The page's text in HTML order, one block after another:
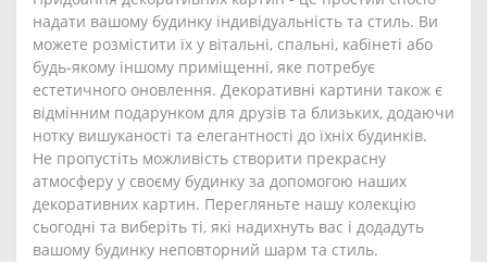
надати вашому будинку індивідуальність та стиль. Ви
можете розмістити їх у вітальні, спальні, кабінеті або
будь-якому іншому приміщенні, яке потребує
естетичного оновлення. Декоративні картини також є
відмінним подарунком для друзів та близьких, додаючи
нотку вишуканості та елегантності до їхніх будинків.
Не пропустіть можливість створити прекрасну
атмосферу у своєму будинку за допомогою наших
декоративних картин. Перегляньте нашу колекцію
сьогодні та виберіть ті, які надихнуть вас і додадуть
вашому будинку неповторний шарм та стиль.